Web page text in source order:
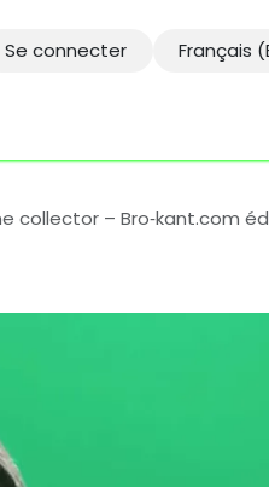
Se connecter Français
collector – Bro‑kant.com